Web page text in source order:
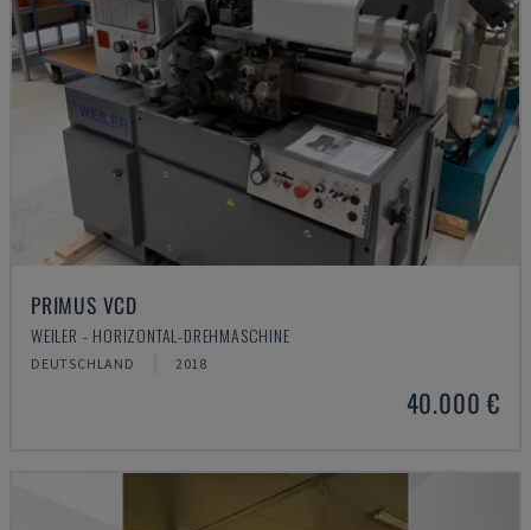
PRIMUS VCD
WEILER - HORIZONTAL-DREHMASCHINE
DEUTSCHLAND 2018
40.000 €